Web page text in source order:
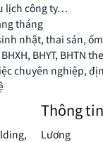
lịch công ty…
tháng
nhật, thai sản,
BHYT, BHTN
chuyên nghiệp,
Thông tin
Lương